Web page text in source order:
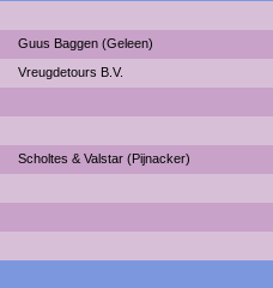
Guus Baggen (Geleen)
Vreugdetours B.V.
Scholtes & Valstar (Pijnacker)